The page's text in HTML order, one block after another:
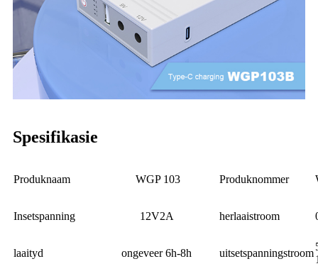
Spesifikasie
Produknaam WGP 103 Produknommer
Insetspanning 12V2A herlaaistroom
laaityd ongeveer 6h-8h uitsetspanningstroom